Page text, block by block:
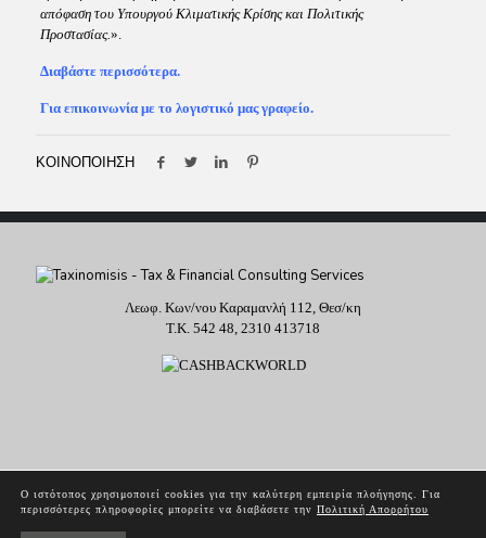
απόφαση του Υπουργού Κλιματικής Κρίσης και Πολιτικής
Προστασίας.».
Διαβάστε περισσότερα.
Για επικοινωνία με το λογιστικό μας γραφείο.
ΚΟΙΝΟΠΟΙΗΣΗ
Λεωφ. Κων/νου Καραμανλή 112, Θεσ/κη
T.K. 542 48, 2310 413718
Ο ιστότοπος χρησιμοποιεί cookies για την καλύτερη εμπειρία πλοήγησης. Για
περισσότερες πληροφορίες μπορείτε να διαβάσετε την Πολιτική Απορρήτου